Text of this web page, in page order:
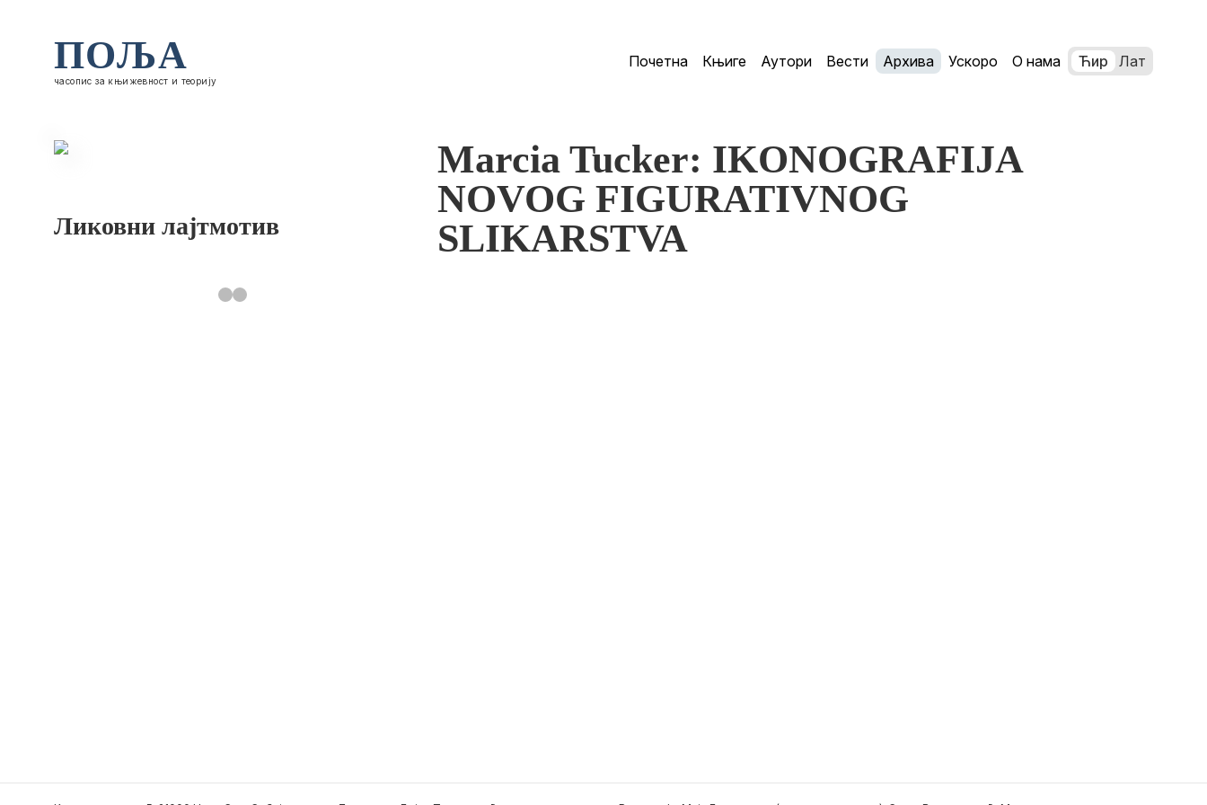
ПОЉА
часопис за књижевност и теорију
Почетна Књиге Аутори Вести Архива Ускоро О нама Ћир Лат
Ликовни лајтмотив
Marcia Tucker: IKONOGRAFIJA
NOVOG FIGURATIVNOG
SLIKARSTVA